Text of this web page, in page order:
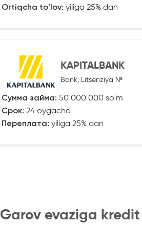
Ortiqcha to'lov: yiliga 25% dan
KAPITALBANK
Bank, Litsenziya №
Сумма займа: 50 000 000 so'm
Срок: 24 oygacha
Переплата: yiliga 25% dan
Garov evaziga